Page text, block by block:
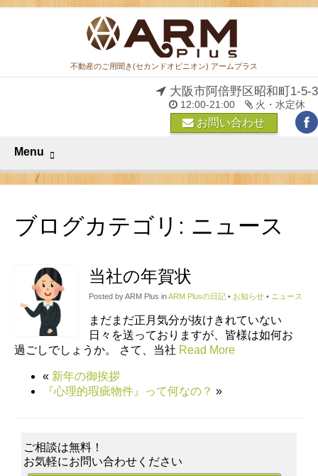
不動産のご用聞き(セカンドオピニオン) アームプラス
大阪市阿倍野区昭和町1-5-3
12:00-21:00 火・水定休
お問い合わせ
Menu
ブログカテゴリ: ニュース
当社の年賀状
Posted by ARM Plus inARM Plusの日記 • お知らせ • ニュース
まだまだ正月気分が抜けきれていない
日々を送っておりますが、皆様は如何お
過ごしでしょうか。 さて、当社 Read More
« 新年の御挨拶
『心理的瑕疵物件』って何なの？ »
ご相談は無料！
お気軽にお問い合わせください